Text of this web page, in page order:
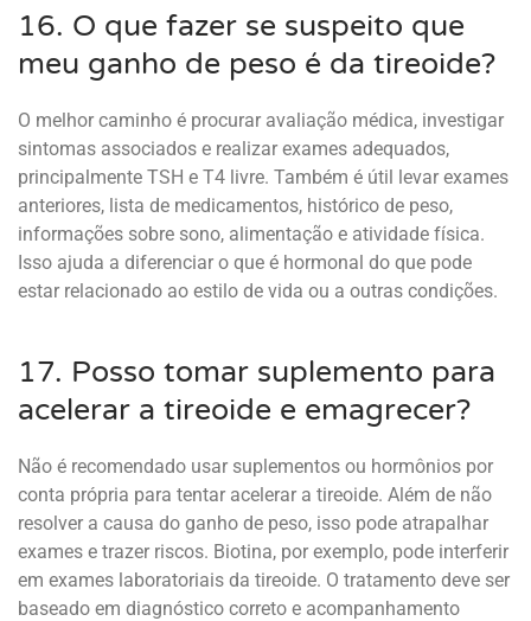
16. O que fazer se suspeito que
meu ganho de peso é da tireoide?
O melhor caminho é procurar avaliação médica, investigar
sintomas associados e realizar exames adequados,
principalmente TSH e T4 livre. Também é útil levar exames
anteriores, lista de medicamentos, histórico de peso,
informações sobre sono, alimentação e atividade física.
Isso ajuda a diferenciar o que é hormonal do que pode
estar relacionado ao estilo de vida ou a outras condições.
17. Posso tomar suplemento para
acelerar a tireoide e emagrecer?
Não é recomendado usar suplementos ou hormônios por
conta própria para tentar acelerar a tireoide. Além de não
resolver a causa do ganho de peso, isso pode atrapalhar
exames e trazer riscos. Biotina, por exemplo, pode interferir
em exames laboratoriais da tireoide. O tratamento deve ser
baseado em diagnóstico correto e acompanhamento